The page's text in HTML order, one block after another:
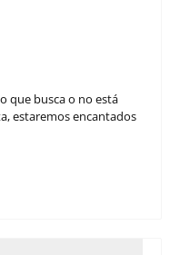
que busca o no está
estaremos encantados